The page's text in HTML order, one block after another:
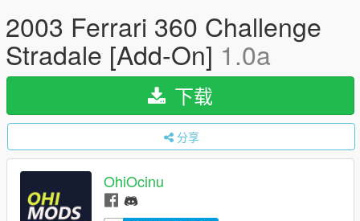
2003 Ferrari 360 Challenge
Stradale [Add-On] 1.0a
下载
分享
OhiOcinu